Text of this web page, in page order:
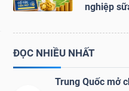
nghiệp
ĐỌC NHIỀU NHẤT
Trung Quốc mở